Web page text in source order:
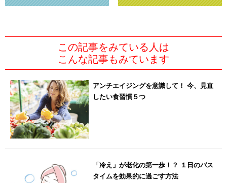
この記事をみている人は
こんな記事もみています
アンチエイジングを意識して！ 今、見直
したい食習慣５つ
「冷え」が老化の第一歩！？ １日のバス
タイムを効果的に過ごす方法